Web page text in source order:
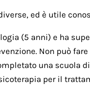
ed è utile
(5 anni) e ha
Non può
una scuola
per il